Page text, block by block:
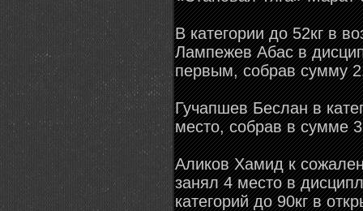
В категории до 52кг в
Лампежев Абас в
первым, собрав сумму
Гучапшев Беслан в
место, собрав в сумме
Аликов Хамид к
занял 4 место в
категорий до 90кг в